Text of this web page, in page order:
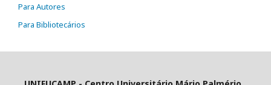
Para Autores
Para Bibliotecários